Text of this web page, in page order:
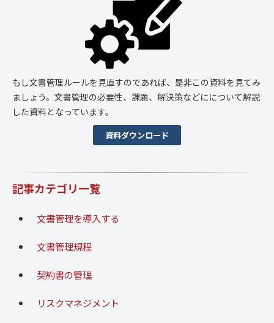
もし文書管理ルールを見直すのであれば、是非この資料を見てみ
ましょう。文書管理の必要性、課題、解決策などにについて解説
した資料となっています。
資料ダウンロード
記事カテゴリ一覧
文書管理を導入する
文書管理規程
契約書の管理
リスクマネジメント